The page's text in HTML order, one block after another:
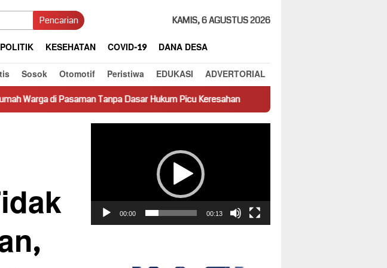
Pencarian KAMIS, 6 AGUSTUS 2026
POLITIK KESEHATAN COVID-19
DANA DESA
Sosok Otomotif Peristiwa EDUKASI ADVERTORIAL
Tanpa Dasar Hukum Picu Keresahan Truk Miring Hambat Arus Lalu Lintas di
00:00 00:13